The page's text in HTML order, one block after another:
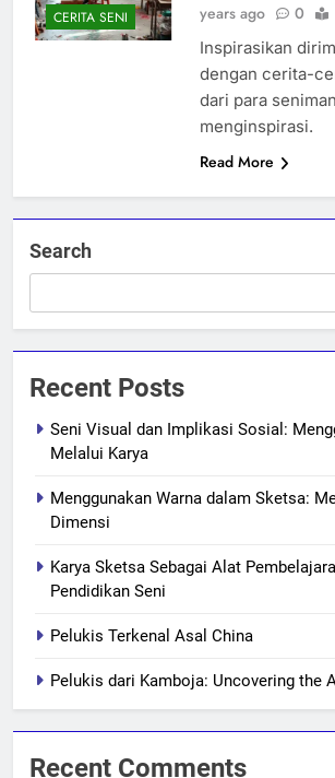
CERITA SENI
years ago
0
Inspirasikan
dengan cerita-
dari para
menginspirasi.
Read More
Search
Recent Posts
Seni Visual dan Implikasi Sosial:
Melalui Karya
Menggunakan Warna dalam Sketsa:
Dimensi
Karya Sketsa Sebagai Alat
Pendidikan Seni
Pelukis Terkenal Asal China
Pelukis dari Kamboja: Uncovering the
Recent Comments